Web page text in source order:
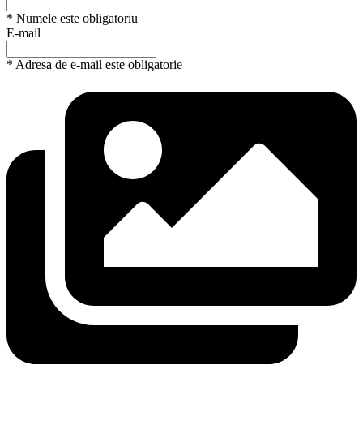
* Numele este obligatoriu
E-mail
* Adresa de e-mail este obligatorie